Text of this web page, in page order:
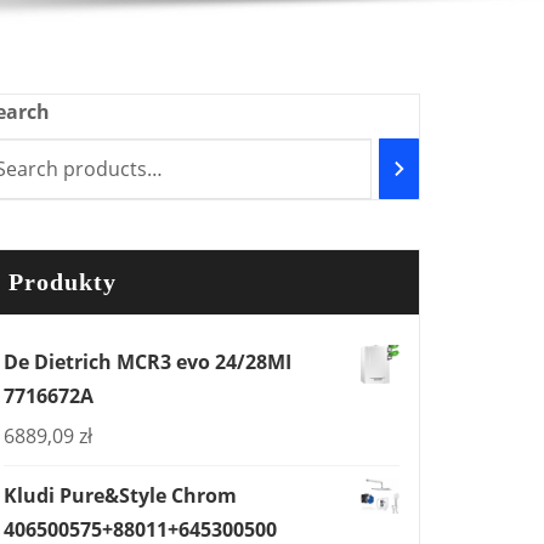
Produkty
De Dietrich MCR3 evo 24/28MI
7716672A
6889,09zł
Kludi Pure&Style Chrom
406500575+88011+645300500